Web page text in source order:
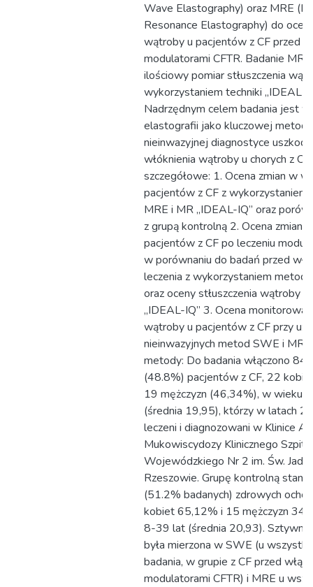
Wave Elastography) oraz MRE
Resonance Elastography) do
wątroby u pacjentów z CF przed i
modulatorami CFTR. Badanie MR
ilościowy pomiar stłuszczenia
wykorzystaniem techniki „IDEAL
Nadrzędnym celem badania jest
elastografii jako kluczowej
nieinwazyjnej diagnostyce
włóknienia wątroby u chorych z
szczegółowe: 1. Ocena zmian w
pacjentów z CF z
MRE i MR „IDEAL-IQ” oraz
z grupą kontrolną 2. Ocena zmian
pacjentów z CF po leczeniu
w porównaniu do badań przed
leczenia z wykorzystaniem metod
oraz oceny stłuszczenia wątroby
„IDEAL-IQ” 3. Ocena
wątroby u pacjentów z CF przy
nieinwazyjnych metod SWE i
metody: Do badania włączono 84
(48.8%) pacjentów z CF, 22
19 mężczyzn (46,34%), w wieku
(średnia 19,95), którzy w latach
leczeni i diagnozowani w Klinice
Mukowiscydozy Klinicznego
Wojewódzkiego Nr 2 im. Św.
Rzeszowie. Grupę kontrolną
(51.2% badanych) zdrowych
kobiet 65,12% i 15 mężczyzn
8-39 lat (średnia 20,93).
była mierzona w SWE (u
badania, w grupie z CF przed
modulatorami CFTR) i MRE u